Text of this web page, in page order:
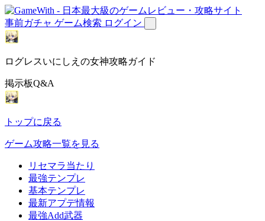
事前ガチャ ゲーム検索 ログイン
ログレスいにしえの女神攻略ガイド
掲示板Q&A
トップに戻る
ゲーム攻略一覧を見る
リセマラ当たり
最強テンプレ
基本テンプレ
最新アプデ情報
最強Add武器